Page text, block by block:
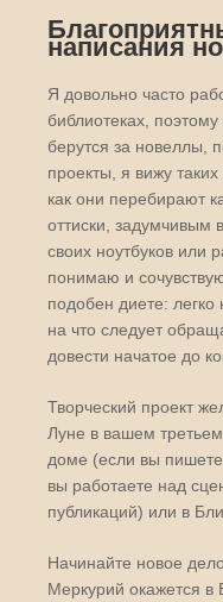
написания
Я довольно часто
библиотеках,
берутся за новеллы,
проекты, я вижу
как они перебирают
оттиски, задумчивым
своих ноутбуков или
понимаю и
подобен диете: легко
на что следует
довести начатое до
Творческий проект
Луне в вашем
доме (если вы
вы работаете над
публикаций) или в
Начинайте новое
Меркурий окажется в